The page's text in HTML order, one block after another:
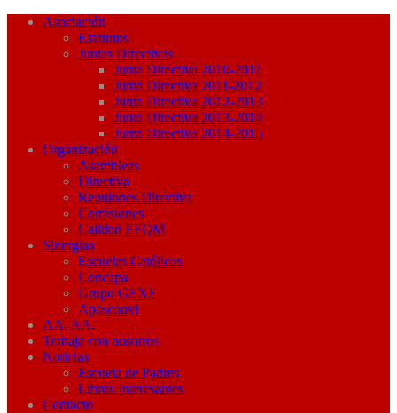
Asociación
Estatutos
Juntas Directivas
Junta Directiva 2010-2011
Junta Directiva 2011-2012
Junta Directiva 2012-2013
Junta Directiva 2013-2014
Junta Directiva 2014-2015
Organización
Asambleas
Directiva
Reuniones Directiva
Comisiones
Calidad EFQM
Sinergias
Escuelas Católicas
Concapa
Grupo GEXE
Apasconvi
AA. AA.
Trabaja con nosotros
Noticias
Escuela de Padres
Libros Interesantes
Contacto